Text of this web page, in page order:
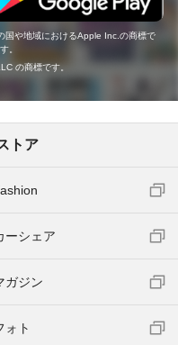
国や地域におけるApple Inc.の商標で
。
の商標です。
トア
ーシェア
ガジン
ォト